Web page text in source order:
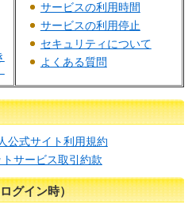
サービスの利用時間
サービスの利用停止
セキュリティについて
よくある質問
公式サイト利用規約
サービス取引約款
グイン時）